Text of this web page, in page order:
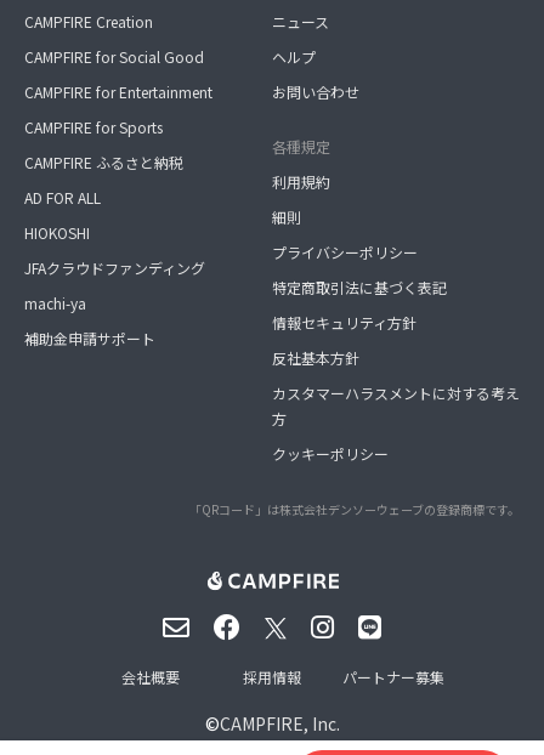
CAMPFIRE Creation
CAMPFIRE for Social Good
CAMPFIRE for Entertainment
CAMPFIRE for Sports
CAMPFIRE ふるさと納税
AD FOR ALL
HIOKOSHI
JFAクラウドファンディング
machi-ya
補助金申請サポート
ニュース
ヘルプ
お問い合わせ
各種規定
利用規約
細則
プライバシーポリシー
特定商取引法に基づく表記
情報セキュリティ方針
反社基本方針
カスタマーハラスメントに対する考え
方
クッキーポリシー
「QRコード」は株式会社デンソーウェーブの登録商標です。
©CAMPFIRE, Inc.
会社概要 採用情報 パートナー募集